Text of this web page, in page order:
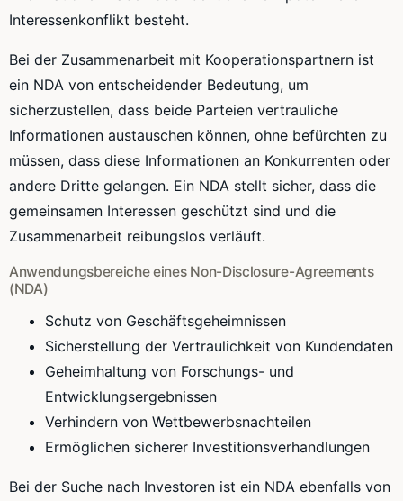
Interessenkonflikt besteht.
Bei der Zusammenarbeit mit Kooperationspartnern ist
ein NDA von entscheidender Bedeutung, um
sicherzustellen, dass beide Parteien vertrauliche
Informationen austauschen können, ohne befürchten zu
müssen, dass diese Informationen an Konkurrenten oder
andere Dritte gelangen. Ein NDA stellt sicher, dass die
gemeinsamen Interessen geschützt sind und die
Zusammenarbeit reibungslos verläuft.
Anwendungsbereiche eines Non-Disclosure-Agreements
(NDA)
Schutz von Geschäftsgeheimnissen
Sicherstellung der Vertraulichkeit von Kundendaten
Geheimhaltung von Forschungs- und
Entwicklungsergebnissen
Verhindern von Wettbewerbsnachteilen
Ermöglichen sicherer Investitionsverhandlungen
Bei der Suche nach Investoren ist ein NDA ebenfalls von